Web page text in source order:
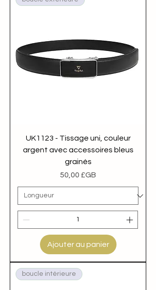
UK1123 - Tissage uni, couleur
argent avec accessoires bleus
grainés
Prix
50,00 £GB
Ajouter au panier
boucle intérieure